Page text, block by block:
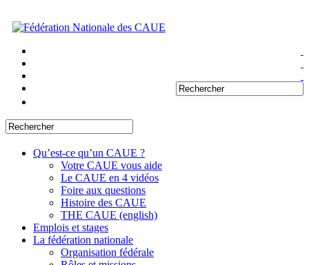
Qu’est-ce qu’un CAUE ?
Votre CAUE vous aide
Le CAUE en 4 vidéos
Foire aux questions
Histoire des CAUE
THE CAUE (english)
Emplois et stages
La fédération nationale
Organisation fédérale